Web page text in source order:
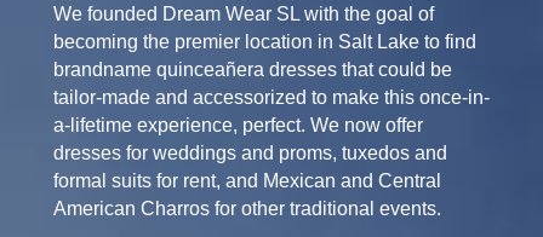
We founded Dream Wear SL with the goal of
becoming the premier location in Salt Lake to find
brandname quinceañera dresses that could be
tailor-made and accessorized to make this once-in-
a-lifetime experience, perfect. We now offer
dresses for weddings and proms, tuxedos and
formal suits for rent, and Mexican and Central
American Charros for other traditional events.